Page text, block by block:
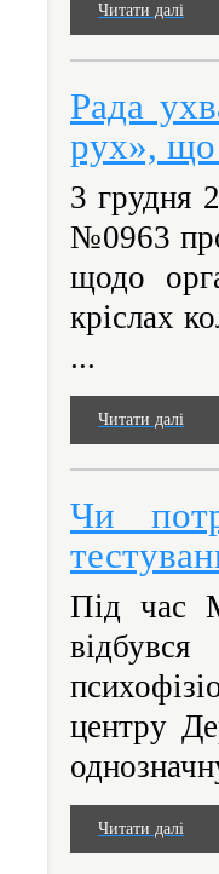
Читати далі
Рада
рух», що
3 грудня
№0963
щодо
кріслах
...
Читати далі
Чи
Під час
центру
Читати далі